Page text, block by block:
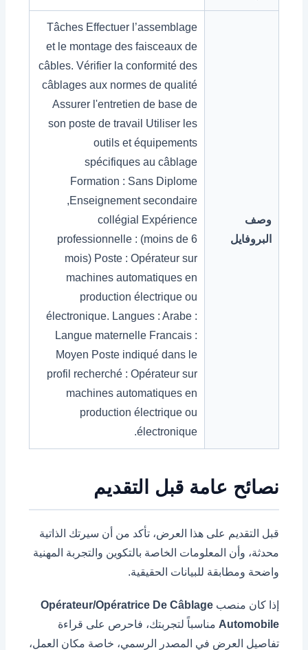
وصف
البروفايل
Tâches Effectuer l’assemblage
et le montage des faisceaux de
câbles. Vérifier la conformité des
câblages aux normes de qualité
Assurer l'entretien de base de
son poste de travail Utiliser les
outils et équipements
spécifiques au câblage
Formation : Sans Diplome
,Enseignement secondaire
collégial Expérience
professionnelle : (moins de 6
mois) Poste : Opérateur sur
machines automatiques en
production électrique ou
électronique. Langues : Arabe :
Langue maternelle Francais :
Moyen Poste indiqué dans le
profil recherché : Opérateur sur
machines automatiques en
production électrique ou
électronique.
نصائح عامة قبل التقديم
قبل التقديم على هذا العرض، تأكد من أن سيرتك الذاتية
محدثة، وأن المعلومات الخاصة بالتكوين والتجربة المهنية
واضحة ومطابقة للبيانات الحقيقية.
إذا كان منصب Opérateur/Opératrice De Câblage
Automobile مناسباً لتجربتك، فاحرص على قراءة
تفاصيل العرض في المصدر الرسمي، خاصة مكان العمل،